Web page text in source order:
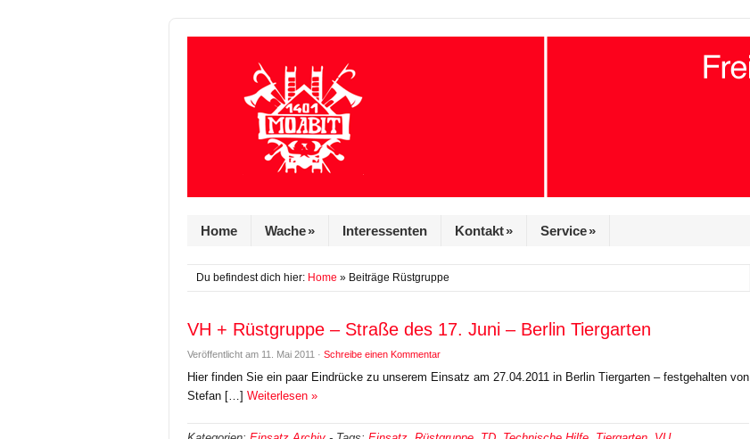
Home Wache» Interessenten Kontakt» Service»
Du befindest dich hier: Home » Beiträge Rüstgruppe
VH + Rüstgruppe – Straße des 17. Juni – Berlin Tiergarten
Veröffentlicht am 11. Mai 2011 · Schreibe einen Kommentar
Hier finden Sie ein paar Eindrücke zu unserem Einsatz am 27.04.2011 in Berlin Tiergarten – festgehalten von
Stefan […] Weiterlesen »